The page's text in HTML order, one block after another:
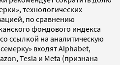
технологических
по сравнению
фондового индекса
ссылкой на аналитическую
входят Alphabet,
Tesla и Meta (признана